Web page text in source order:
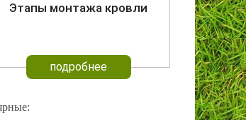
Этапы монтажа кровли
подробнее